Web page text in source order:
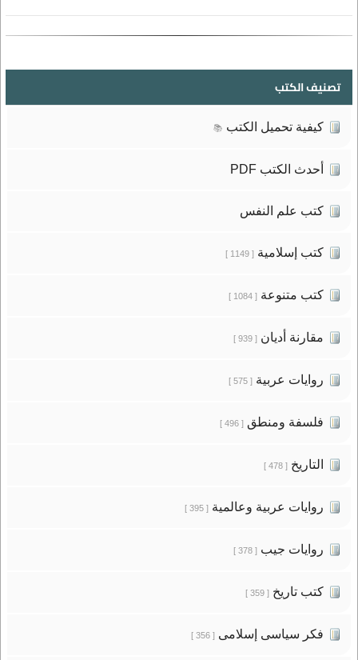
تصنيف الكتب
كيفية تحميل الكتب 📚
أحدث الكتب PDF
كتب علم النفس
كتب إسلامية[ 1149 ]
كتب متنوعة[ 1084 ]
مقارنة أديان[ 939 ]
روايات عربية[ 575 ]
فلسفة ومنطق[ 496 ]
التاريخ[ 478 ]
روايات عربية وعالمية[ 395 ]
روايات جيب[ 378 ]
كتب تاريخ[ 359 ]
فكر سياسى إسلامى[ 356 ]